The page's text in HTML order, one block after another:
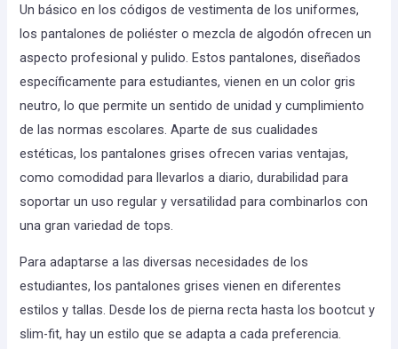
Un básico en los códigos de vestimenta de los uniformes,
los pantalones de poliéster o mezcla de algodón ofrecen un
aspecto profesional y pulido. Estos pantalones, diseñados
específicamente para estudiantes, vienen en un color gris
neutro, lo que permite un sentido de unidad y cumplimiento
de las normas escolares. Aparte de sus cualidades
estéticas, los pantalones grises ofrecen varias ventajas,
como comodidad para llevarlos a diario, durabilidad para
soportar un uso regular y versatilidad para combinarlos con
una gran variedad de tops.
Para adaptarse a las diversas necesidades de los
estudiantes, los pantalones grises vienen en diferentes
estilos y tallas. Desde los de pierna recta hasta los bootcut y
slim-fit, hay un estilo que se adapta a cada preferencia.